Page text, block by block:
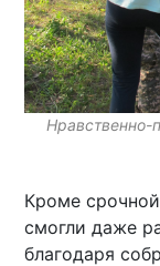
Нравственно-
Кроме
смогли даже
благодаря